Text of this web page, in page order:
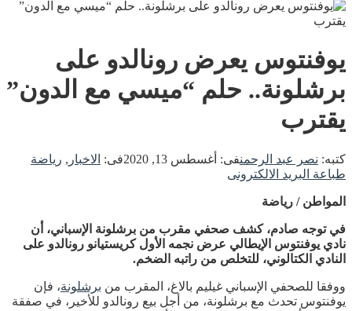
يوفنتوس يعرض رونالدو على
برشلونة.. حلم “ميسي مع الدون”
يقترب
كتبه: نصر عبد الرحمنفى: أغسطس 13, 2020 فى: الاخبار , رياضة
طباعة البريد الالكترونى
المواطن / رياضة
في توجه صادم، كشف صحفي مقرب من برشلونة الإسباني، أن
نادي يوفنتوس الإيطالي عرض نجمه الأول كريستيانو رونالدو على
النادي الكتالوني، للتخلص من راتبه الضخم.
ووفقا للصحفي الإسباني غيليم بالاغ، المقرب من برشلونة، فإن
يوفنتوس تحدث مع برشلونة، من أجل بيع رونالدو للأخير، في صفقة